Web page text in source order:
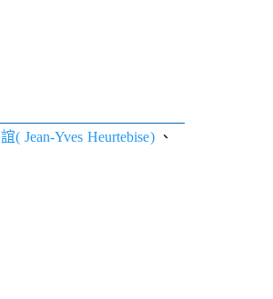
( Jean-Yves Heurtebise)、